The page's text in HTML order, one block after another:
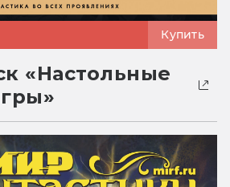
Купить
«Настольные